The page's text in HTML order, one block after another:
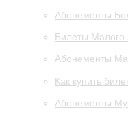
Абонементы
Билеты Малого
Абонементы
Как купить
Абонементы